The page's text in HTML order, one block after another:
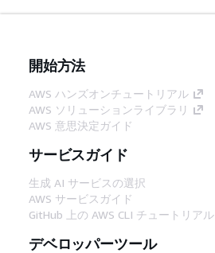
開始方法
AWS ハンズオンチュートリアル
AWS ソリューションライブラリ
AWS 意思決定ガイド
サービスガイド
生成 AI サービスの選択
AWS サービスガイド
GitHub 上の AWS CLI チュートリアル
デベロッパーツール